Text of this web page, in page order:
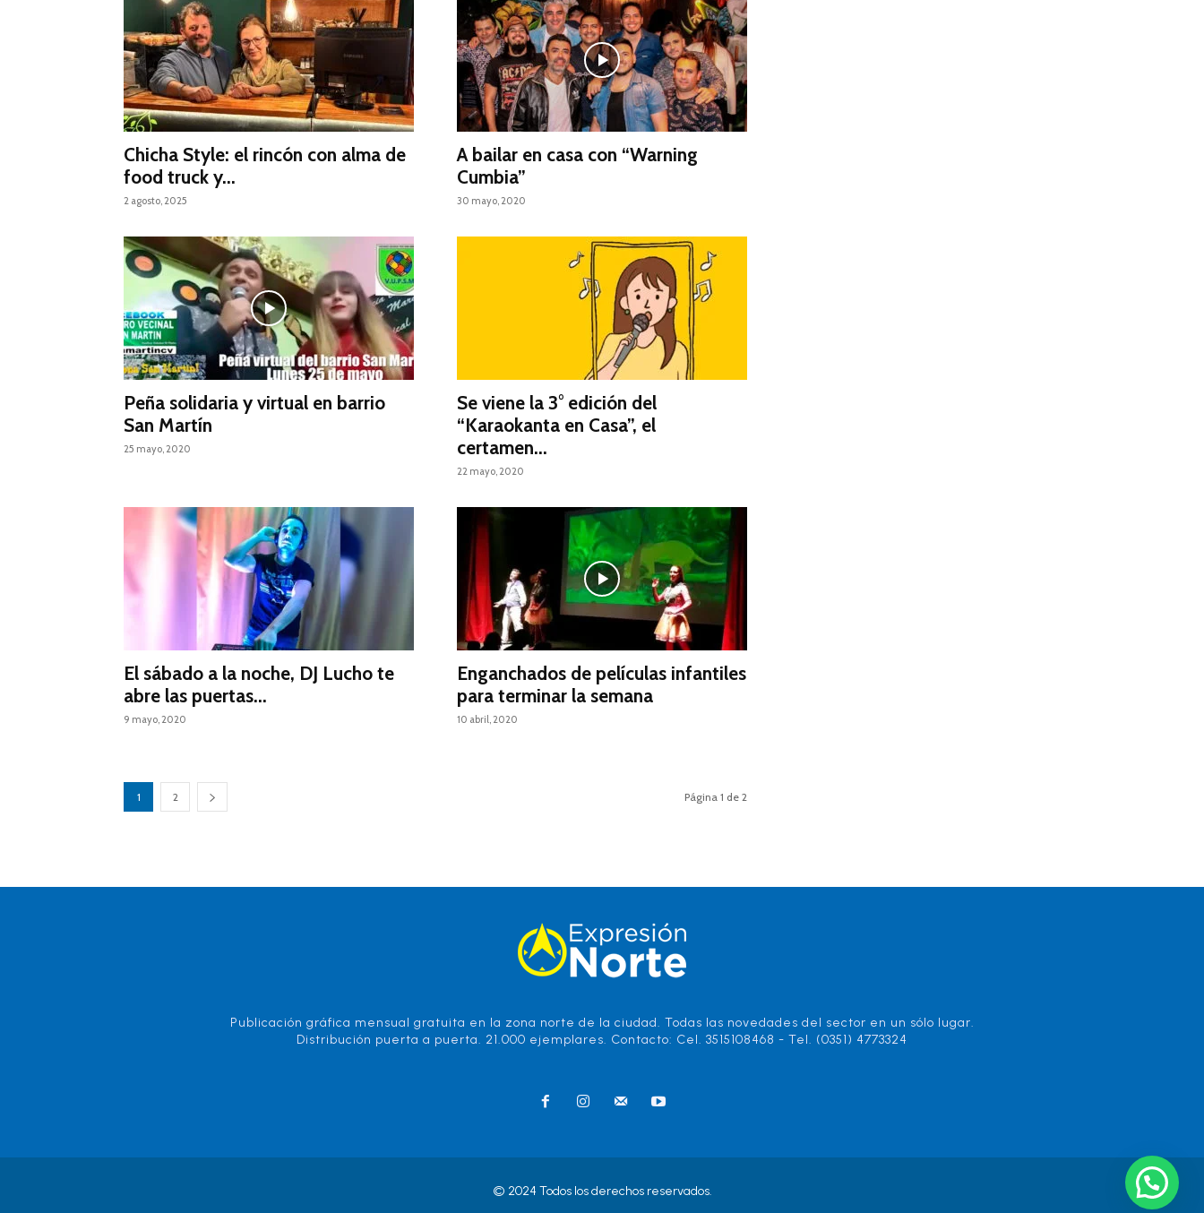
Chicha Style: el rincón con alma de
food truck y...
2 agosto, 2025
A bailar en casa con “Warning
Cumbia”
30 mayo, 2020
Peña solidaria y virtual en barrio
San Martín
25 mayo, 2020
Se viene la 3° edición del
“Karaokanta en Casa”, el
certamen...
22 mayo, 2020
El sábado a la noche, DJ Lucho te
abre las puertas...
9 mayo, 2020
Enganchados de películas infantiles
para terminar la semana
10 abril, 2020
1 2 Página 1 de 2
Publicación gráfica mensual gratuita en la zona norte de la ciudad. Todas las novedades del sector en un sólo lugar.
Distribución puerta a puerta. 21.000 ejemplares. Contacto: Cel. 3515108468 - Tel. (0351) 4773324
© 2024 Todos los derechos reservados.